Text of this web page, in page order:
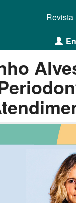
Revista